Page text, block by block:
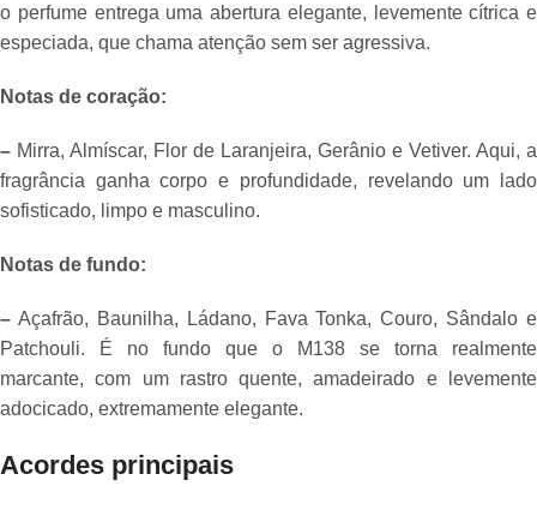
o perfume entrega uma abertura elegante, levemente cítrica e
especiada, que chama atenção sem ser agressiva.
Notas de coração:
– Mirra, Almíscar, Flor de Laranjeira, Gerânio e Vetiver. Aqui, a
fragrância ganha corpo e profundidade, revelando um lado
sofisticado, limpo e masculino.
Notas de fundo:
– Açafrão, Baunilha, Ládano, Fava Tonka, Couro, Sândalo e
Patchouli. É no fundo que o M138 se torna realmente
marcante, com um rastro quente, amadeirado e levemente
adocicado, extremamente elegante.
Acordes principais